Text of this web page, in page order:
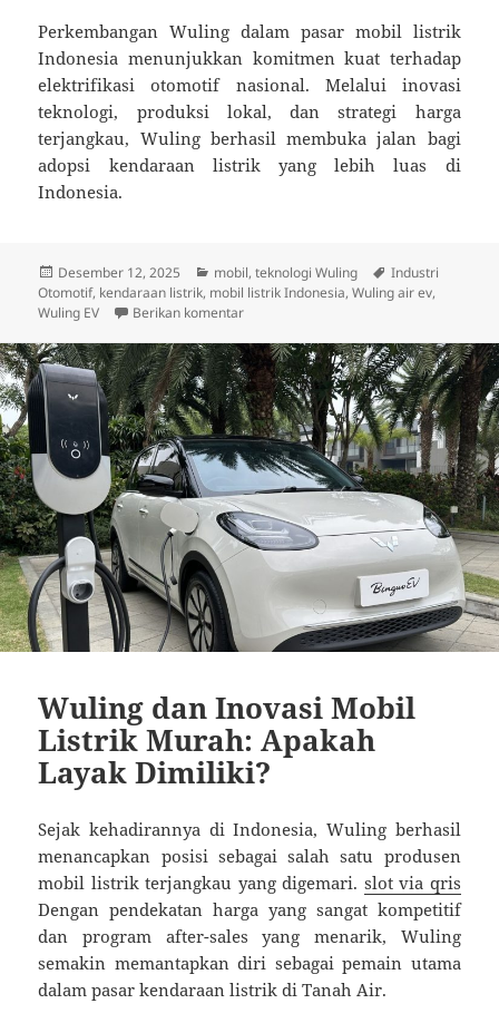
Perkembangan Wuling dalam pasar mobil listrik
Indonesia menunjukkan komitmen kuat terhadap
elektrifikasi otomotif nasional. Melalui inovasi
teknologi, produksi lokal, dan strategi harga
terjangkau, Wuling berhasil membuka jalan bagi
adopsi kendaraan listrik yang lebih luas di
Indonesia.
Diposkan
pada
Desember 12, 2025 Kategori
mobil,teknologi Wuling Tag
Industri
Otomotif, kendaraan listrik, mobil listrik Indonesia,Wuling air ev,
Wuling EV
Berikan komentaruntuk Wuling Perkuat Posisi sebagai
Wuling dan Inovasi Mobil
Listrik Murah: Apakah
Layak Dimiliki?
Sejak kehadirannya di Indonesia, Wuling berhasil
menancapkan posisi sebagai salah satu produsen
mobil listrik terjangkau yang digemari. slot via qris
Dengan pendekatan harga yang sangat kompetitif
dan program after-sales yang menarik, Wuling
semakin memantapkan diri sebagai pemain utama
dalam pasar kendaraan listrik di Tanah Air.